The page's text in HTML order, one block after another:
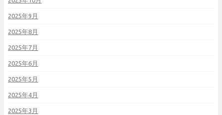
2025年9月
2025年8月
2025年7月
2025年6月
2025年5月
2025年4月
2025年3月